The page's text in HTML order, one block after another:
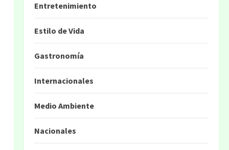
Entretenimiento
Estilo de Vida
Gastronomía
Internacionales
Medio Ambiente
Nacionales